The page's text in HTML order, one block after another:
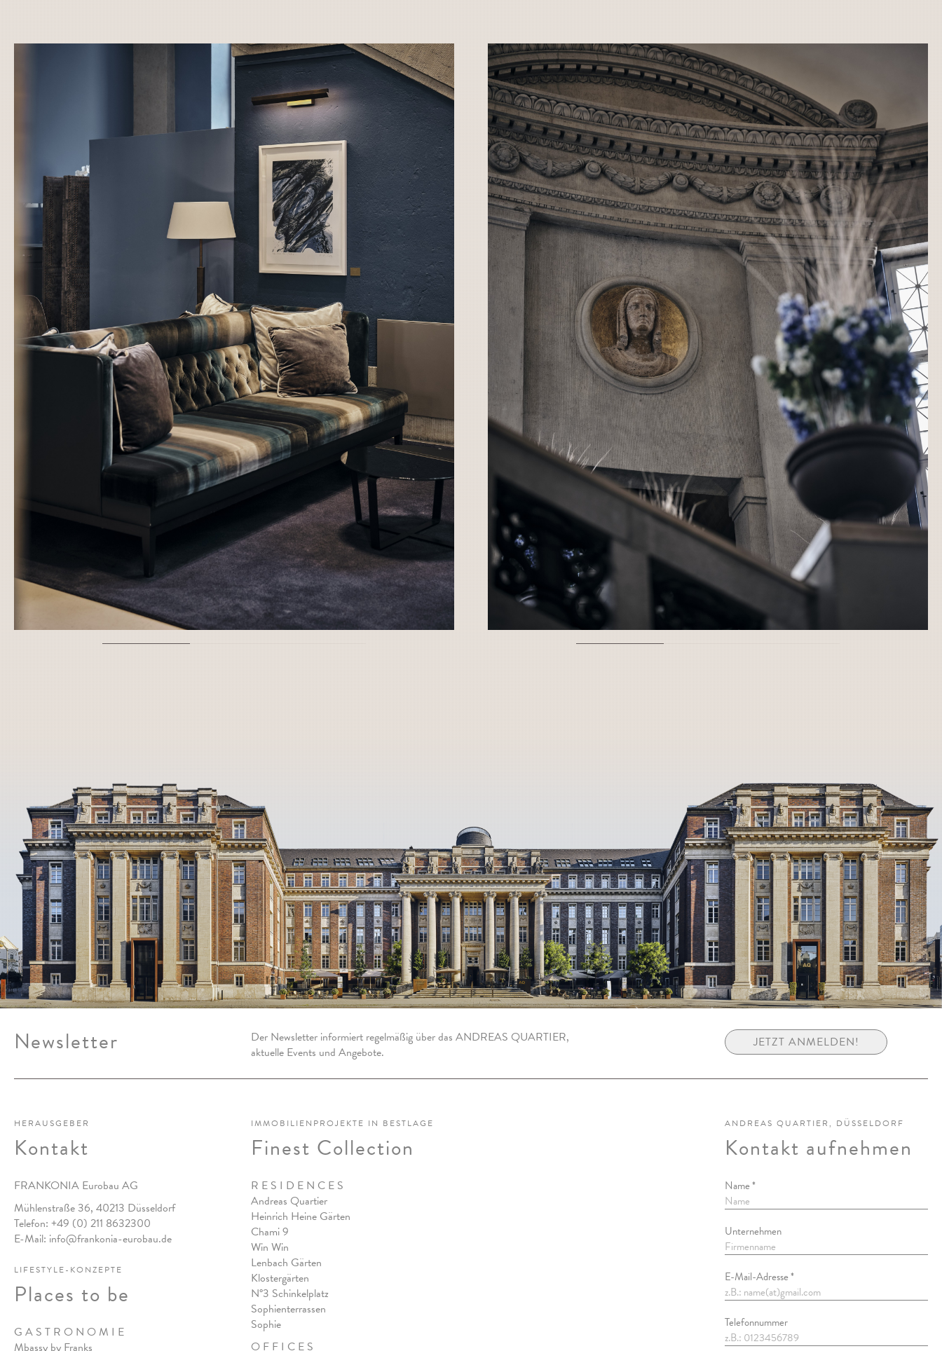
Newsletter
Der Newsletter informiert regelmäßig über das ANDREAS QUARTIER,
aktuelle Events und Angebote.
JETZT ANMELDEN!
HERAUSGEBER
Kontakt
FRANKONIA Eurobau AG
Mühlenstraße 36, 40213 Düsseldorf
Telefon: +49 (0) 211 8632300
E-Mail: info@frankonia-eurobau.de
LIFESTYLE-KONZEPTE
Places to be
G A S T R O N O M I E
Mbassy by Franks
IMMOBILIENPROJEKTE IN BESTLAGE
Finest Collection
R E S I D E N C E S
Andreas Quartier
Heinrich Heine Gärten
Chami 9
Win Win
Lenbach Gärten
Klostergärten
N°3 Schinkelplatz
Sophienterrassen
Sophie
O F F I C E S
ANDREAS QUARTIER, DÜSSELDORF
Kontakt aufnehmen
Name *
Unternehmen
E-Mail-Adresse *
Telefonnummer